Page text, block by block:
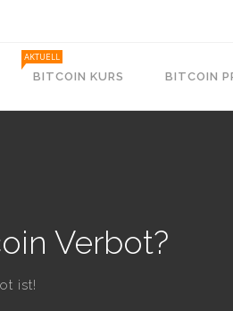
BITCOIN KURS
AKTUELL
BITCOIN
Verbot?
ist!